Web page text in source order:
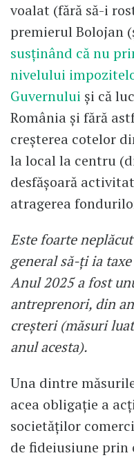
voalat (fără să-i
premierul Bolojan
susținând că nu
nivelului
Guvernului și că
România și fără
creșterea cotelor
la local la centru
desfășoară
atragerea
Este foarte
general să-ți ia
Anul 2025 a fost
antreprenori, din
creșteri (măsuri
anul acesta).
Una dintre
acea obligație a
societăților
de fideiusiune prin